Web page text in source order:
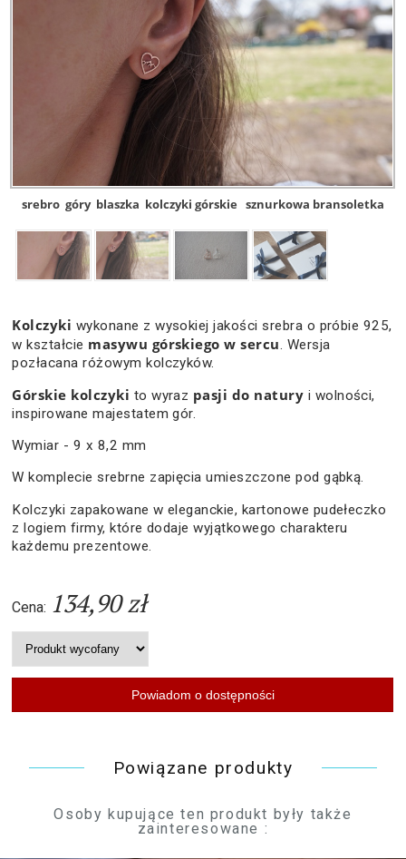
srebro góry blaszka kolczyki górskie sznurkowa bransoletka
Kolczyki wykonane z wysokiej jakości srebra o próbie 925,
w kształcie masywu górskiego w sercu. Wersja
pozłacana różowym kolczyków.
Górskie kolczyki to wyraz pasji do natury i wolności,
inspirowane majestatem gór.
Wymiar - 9 x 8,2 mm
W komplecie srebrne zapięcia umieszczone pod gąbką.
Kolczyki zapakowane w eleganckie, kartonowe pudełeczko
z logiem firmy, które dodaje wyjątkowego charakteru
każdemu prezentowe.
Cena: 134,90 zł
Powiązane produkty
Osoby kupujące ten produkt były także
zainteresowane :